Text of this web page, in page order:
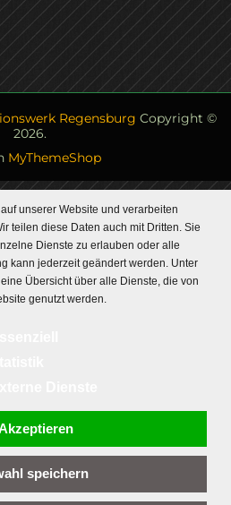
Regensburg Copyright ©
2026.
MyThemeShop
unserer Website und verarbeiten
teilen diese Daten auch mit Dritten. Sie
Dienste zu erlauben oder alle
kann jederzeit geändert werden. Unter
Übersicht über alle Dienste, die von
genutzt werden.
speichern